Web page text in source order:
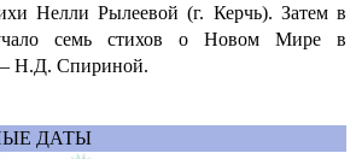
Нелли Рылеевой (г. Керчь). Затем в
семь стихов о Новом Мире в
Н.Д. Спириной.
ДАТЫ